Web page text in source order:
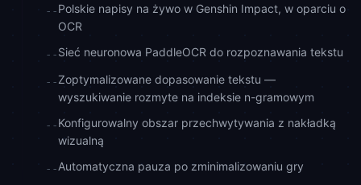
--Polskie napisy na żywo w Genshin Impact, w oparciu o
OCR
--Sieć neuronowa PaddleOCR do rozpoznawania tekstu
--Zoptymalizowane dopasowanie tekstu —
wyszukiwanie rozmyte na indeksie n-gramowym
--Konfigurowalny obszar przechwytywania z nakładką
wizualną
--Automatyczna pauza po zminimalizowaniu gry